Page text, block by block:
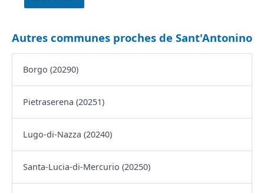
Autres communes proches de Sant'Antonino
Borgo (20290)
Pietraserena (20251)
Lugo-di-Nazza (20240)
Santa-Lucia-di-Mercurio (20250)